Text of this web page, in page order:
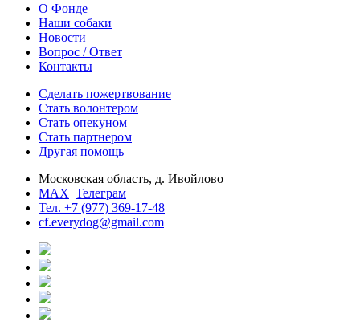
О Фонде
Наши собаки
Новости
Вопрос / Ответ
Контакты
Сделать пожертвование
Стать волонтером
Стать опекуном
Стать партнером
Другая помощь
Московская область, д. Ивойлово
MAX Телеграм
Тел. +7 (977) 369-17-48
cf.everydog@gmail.com